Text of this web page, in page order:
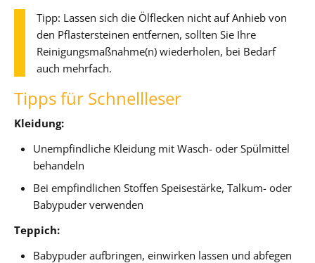
Tipp: Lassen sich die Ölflecken nicht auf Anhieb von
den Pflastersteinen entfernen, sollten Sie Ihre
Reinigungsmaßnahme(n) wiederholen, bei Bedarf
auch mehrfach.
Tipps für Schnellleser
Kleidung:
Unempfindliche Kleidung mit Wasch- oder Spülmittel
behandeln
Bei empfindlichen Stoffen Speisestärke, Talkum- oder
Babypuder verwenden
Teppich:
Babypuder aufbringen, einwirken lassen und abfegen